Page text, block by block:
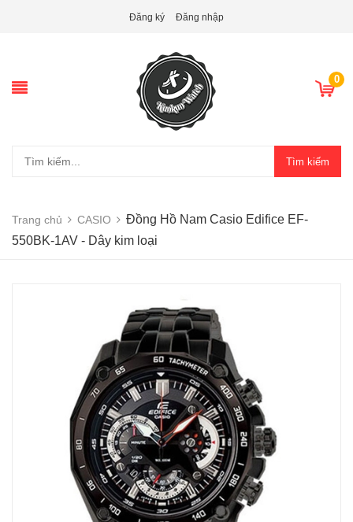
Đăng ký Đăng nhập
0
Tìm kiếm
Trang chủ CASIO
Đồng Hồ Nam Casio Edifice EF-
550BK-1AV - Dây kim loại